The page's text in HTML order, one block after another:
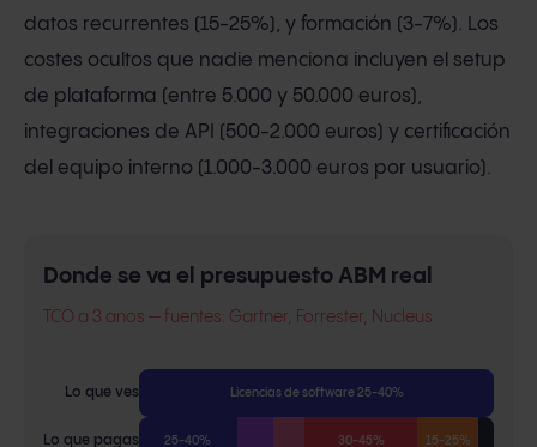
datos recurrentes (15-25%), y formación (3-7%). Los
costes ocultos que nadie menciona incluyen el setup
de plataforma (entre 5.000 y 50.000 euros),
integraciones de API (500-2.000 euros) y certificación
del equipo interno (1.000-3.000 euros por usuario).
Donde se va el presupuesto ABM real
TCO a 3 anos — fuentes: Gartner, Forrester, Nucleus
Lo que ves Licencias de software 25-40%
Lo que pagas 25-40% 30-45% 15-25%